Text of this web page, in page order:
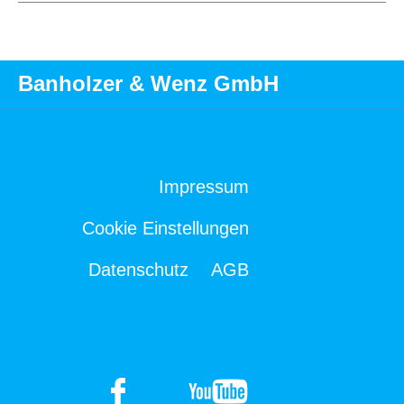
Banholzer & Wenz GmbH
Impressum
Cookie Einstellungen
Datenschutz AGB